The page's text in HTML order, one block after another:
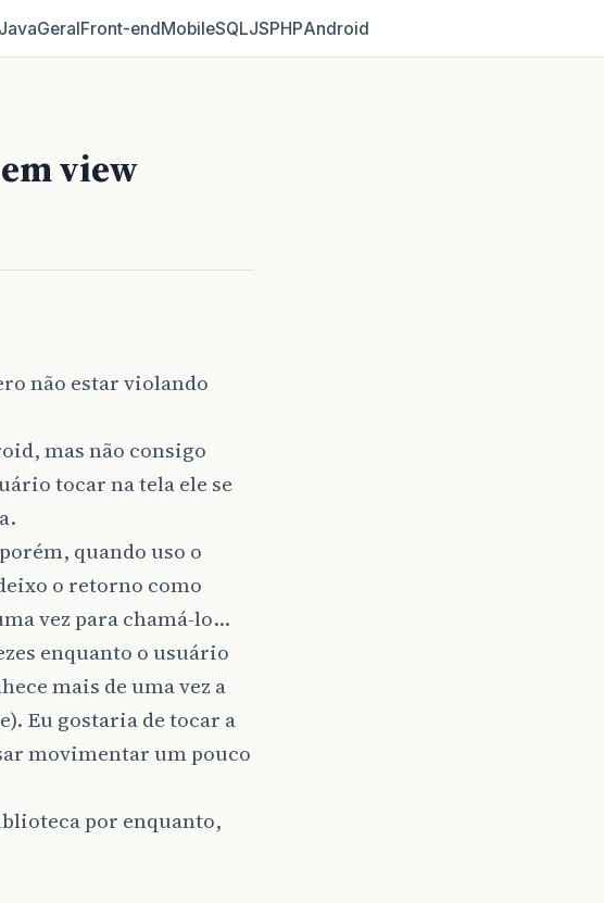
JavaGeralFront‑endMobileSQLJSPHPAndroid
view
não estar violando
mas não consigo
tocar na tela ele se
quando uso o
o retorno como
vez para chamá-lo…
enquanto o usuário
mais de uma vez a
Eu gostaria de tocar a
movimentar um pouco
por enquanto,